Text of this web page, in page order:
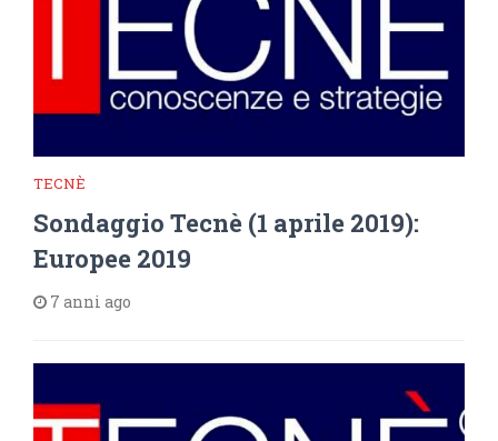
TECNÈ
Sondaggio Tecnè (1 aprile 2019):
Europee 2019
7 anni ago